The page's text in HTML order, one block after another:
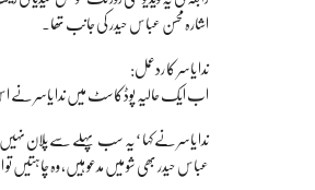
اشارہ محسن عباس حیدر کی جانب تھا۔
ندا یاسر کا ردعمل:
اب ایک حالیہ پوڈکاسٹ میں ندا یاسر نے اس
ندا یاسر نے کہا ‘یہ سب پہلے سے پلان نہیں
عباس حیدر بھی شو میں مدعو ہیں، وہ